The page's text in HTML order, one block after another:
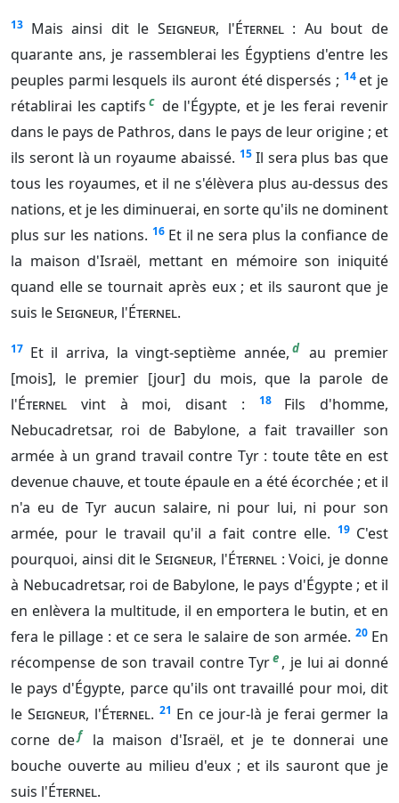
13 Mais ainsi dit leSeigneur, l'Éternel: Au bout de
quarante ans, je rassemblerai les Égyptiens d'entre les
peuples parmi lesquels ils auront été dispersés ; 14 et je
rétablirai les captifs c de l'Égypte, et je les ferai revenir
dans le pays de Pathros, dans le pays de leur origine ; et
ils seront là un royaume abaissé. 15 Il sera plus bas que
tous les royaumes, et il ne s'élèvera plus au-dessus des
nations, et je les diminuerai, en sorte qu'ils ne dominent
plus sur les nations. 16 Et il ne sera plus la confiance de
la maison d'Israël, mettant en mémoire son iniquité
quand elle se tournait après eux ; et ils sauront que je
suis leSeigneur, l'Éternel.
17 Et il arriva, la vingt-septième année, d
au premier
[mois], le premier [jour] du mois, que la parole de
l'Éternel vint à moi, disant : 18
Fils d'homme,
Nebucadretsar, roi de Babylone, a fait travailler son
armée à un grand travail contre Tyr : toute tête en est
devenue chauve, et toute épaule en a été écorchée ; et il
n'a eu de Tyr aucun salaire, ni pour lui, ni pour son
armée, pour le travail qu'il a fait contre elle. 19 C'est
pourquoi, ainsi dit leSeigneur, l'Éternel: Voici, je donne
à Nebucadretsar, roi de Babylone, le pays d'Égypte ; et il
en enlèvera la multitude, il en emportera le butin, et en
fera le pillage : et ce sera le salaire de son armée. 20 En
récompense de son travail contre Tyre , je lui ai donné
le pays d'Égypte, parce qu'ils ont travaillé pour moi, dit
le Seigneur, l'Éternel. 21 En ce jour-là je ferai germer la
corne def
la maison d'Israël, et je te donnerai une
bouche ouverte au milieu d'eux ; et ils sauront que je
suis l'Éternel.